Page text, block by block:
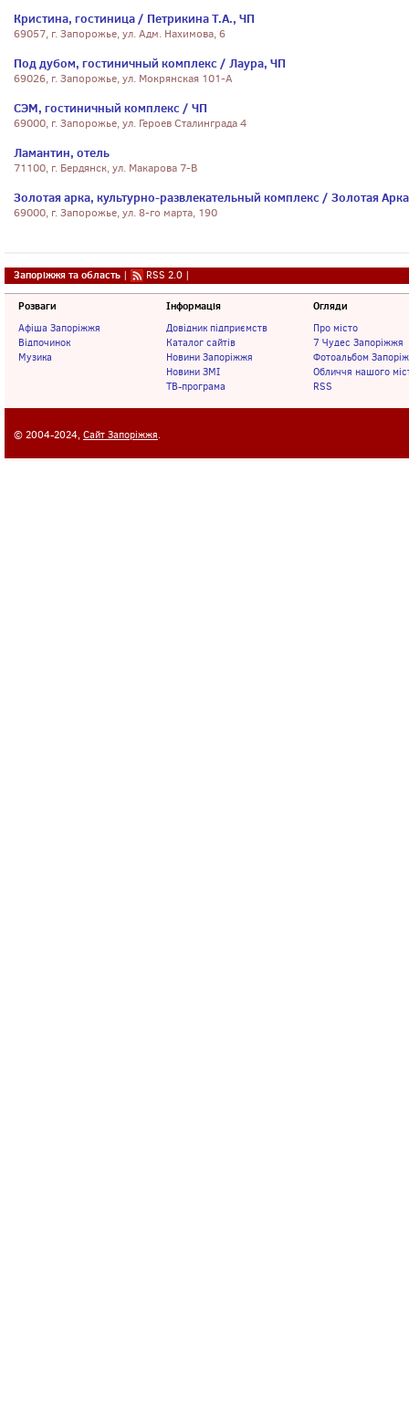
Кристина, гостиница / Петрикина Т.А., ЧП
69057, г. Запорожье, ул. Адм. Нахимова, 6
Под дубом, гостиничный комплекс / Лаура, ЧП
69026, г. Запорожье, ул. Мокрянская 101-А
СЭМ, гостиничный комплекс / ЧП
69000, г. Запорожье, ул. Героев Сталинграда 4
Ламантин, отель
71100, г. Бердянск, ул. Макарова 7-В
Золотая арка, культурно-развлекательный комплекс / Золотая
69000, г. Запорожье, ул. 8-го марта, 190
Запоріжжя та область | RSS 2.0 |
Розваги
Афіша Запоріжжя
Відпочинок
Музика
Інформація
Довідник підприємств
Каталог сайтів
Новини Запоріжжя
Новини ЗМІ
ТВ-програма
Огляди
Про місто
7 Чудес Запоріжжя
Фотоальбом
Обличчя нашого
RSS
© 2004-2024, Сайт Запоріжжя.